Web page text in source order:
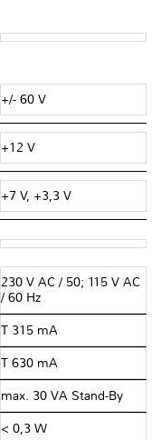
+/- 60 V
+12 V
+7 V, +3,3 V
230 V AC / 50; 115 V AC
/ 60 Hz
T 315 mA
T 630 mA
max. 30 VA Stand-By
< 0,3 W